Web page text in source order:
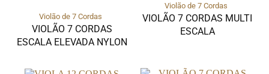
Violão de 7 Cordas
VIOLÃO 7 CORDAS
ESCALA ELEVADA NYLON
Violão de 7 Cordas
VIOLÃO 7 CORDAS MULTI
ESCALA